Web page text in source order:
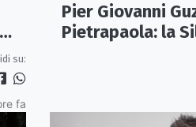
su:
Pier Giovanni
Pietrapaola: la
nel grande
fa